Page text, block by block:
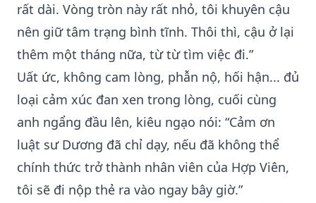
rất dài. Vòng tròn này rất nhỏ, tôi khuyên cậu
nên giữ tâm trạng bình tĩnh. Thôi thì, cậu ở lại
thêm một tháng nữa, từ từ tìm việc đi.”
Uất ức, không cam lòng, phẫn nộ, hối hận... đủ
loại cảm xúc đan xen trong lòng, cuối cùng
anh ngẩng đầu lên, kiêu ngạo nói: “Cảm ơn
luật sư Dương đã chỉ dạy, nếu đã không thể
chính thức trở thành nhân viên của Hợp Viên,
tôi sẽ đi nộp thẻ ra vào ngay bây giờ.”